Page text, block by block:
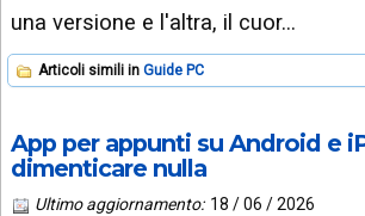
una versione e l'altra, il cuor…
Articoli simili in Guide PC
App per appunti su Android e
dimenticare nulla
Ultimo aggiornamento: 18 / 06 / 2026